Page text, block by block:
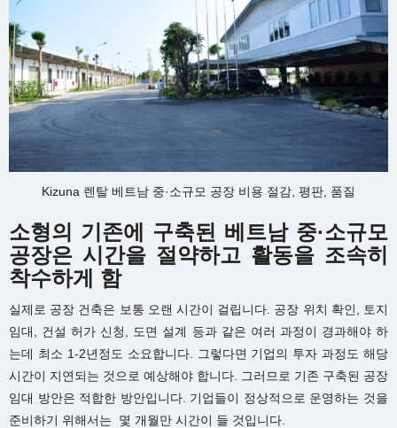
Kizuna 렌탈 베트남 중·소규모 공장 비용 절감, 평판, 품질
소형의 기존에 구축된 베트남 중·소규모
공장은 시간을 절약하고 활동을 조속히
착수하게 함
실제로 공장 건축은 보통 오랜 시간이 걸립니다. 공장 위치 확인, 토지
임대, 건설 허가 신청, 도면 설계 등과 같은 여러 과정이 경과해야 하
는데 최소 1-2년정도 소요합니다. 그렇다면 기업의 투자 과정도 해당
시간이 지연되는 것으로 예상해야 합니다. 그러므로 기존 구축된 공장
임대 방안은 적합한 방안입니다. 기업들이 정상적으로 운영하는 것을
준비하기 위해서는 몇 개월만 시간이 들 것입니다.